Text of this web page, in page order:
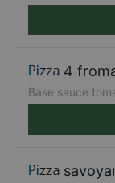
4
Base sauce